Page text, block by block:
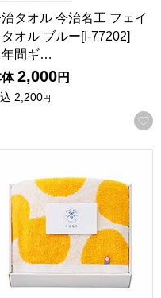
入りに登録する
タオル 今治名工 フェイ
タオル ブルー[I-77202]
年間ギ…
2,000円
2,200円